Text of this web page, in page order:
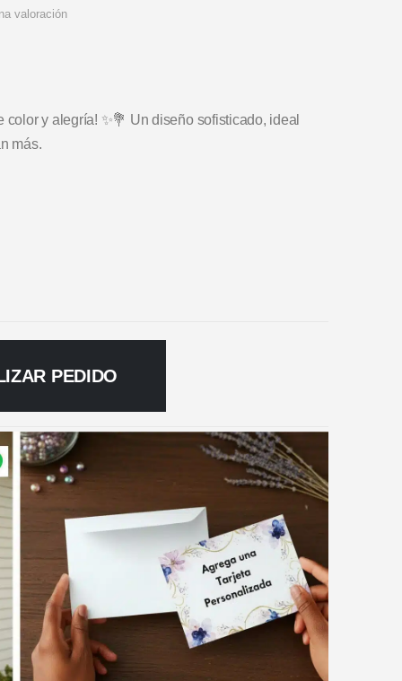
valoración
y alegría! ✨💐 Un diseño sofisticado, ideal
más.
PEDIDO